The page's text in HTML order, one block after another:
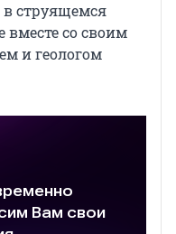
струящемся
вместе со своим
и геологом